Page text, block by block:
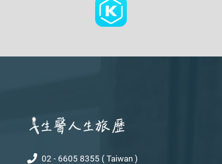
02 - 6605 8355 ( Taiwan )